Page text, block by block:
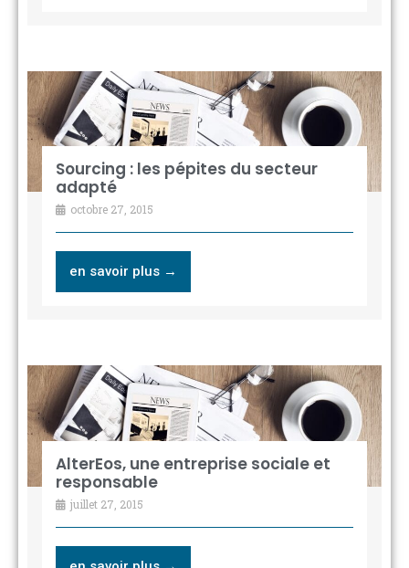
Sourcing : les pépites du secteur
adapté
octobre 27, 2015
en savoir plus →
AlterEos, une entreprise sociale et
responsable
juillet 27, 2015